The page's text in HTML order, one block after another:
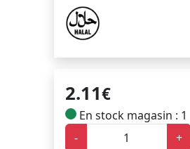
2.11€
En stock magasin : 1
-
+